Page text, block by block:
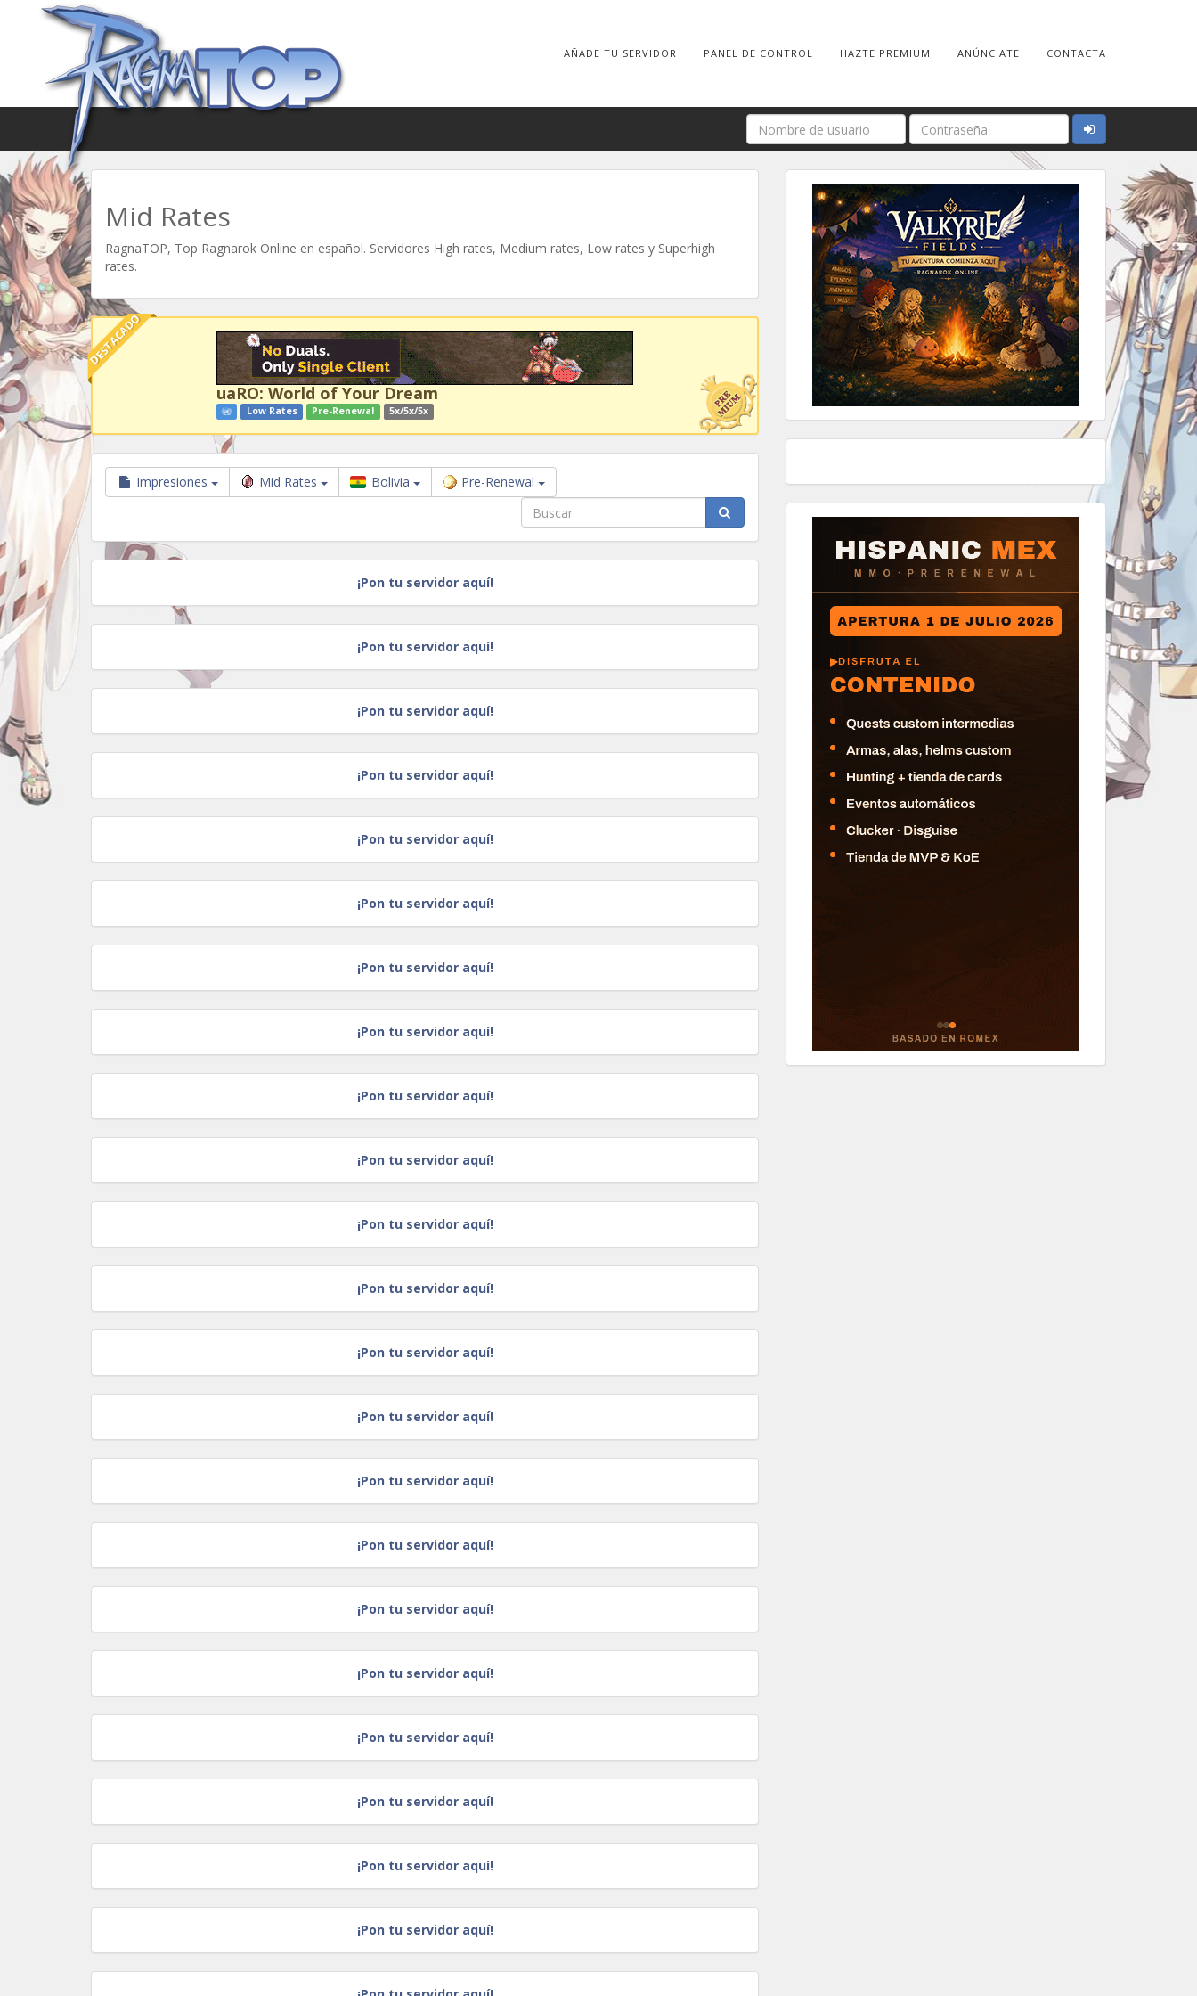
AÑADE TU SERVIDOR PANEL DE CONTROL HAZTE PREMIUM ANÚNCIATE CONTACTA
Mid Rates
RagnaTOP, Top Ragnarok Online en español. Servidores High rates, Medium rates, Low rates y Superhigh
rates.
DESTACADO
uaRO: World of Your Dream
Low Rates Pre-Renewal 5x/5x/5x
Impresiones Mid Rates Bolivia Pre-Renewal
¡Pon tu servidor aquí!
¡Pon tu servidor aquí!
¡Pon tu servidor aquí!
¡Pon tu servidor aquí!
¡Pon tu servidor aquí!
¡Pon tu servidor aquí!
¡Pon tu servidor aquí!
¡Pon tu servidor aquí!
¡Pon tu servidor aquí!
¡Pon tu servidor aquí!
¡Pon tu servidor aquí!
¡Pon tu servidor aquí!
¡Pon tu servidor aquí!
¡Pon tu servidor aquí!
¡Pon tu servidor aquí!
¡Pon tu servidor aquí!
¡Pon tu servidor aquí!
¡Pon tu servidor aquí!
¡Pon tu servidor aquí!
¡Pon tu servidor aquí!
¡Pon tu servidor aquí!
¡Pon tu servidor aquí!